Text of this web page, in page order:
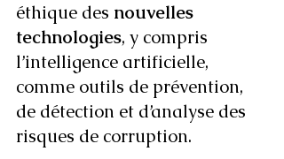
éthique des nouvelles
technologies, y compris
l’intelligence artificielle,
comme outils de prévention,
de détection et d’analyse des
risques de corruption.